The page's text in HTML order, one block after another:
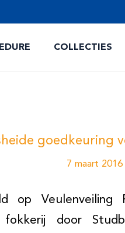
COLLECTIES
goedkeuring
7 maart 2016
op Veulenveiling
door